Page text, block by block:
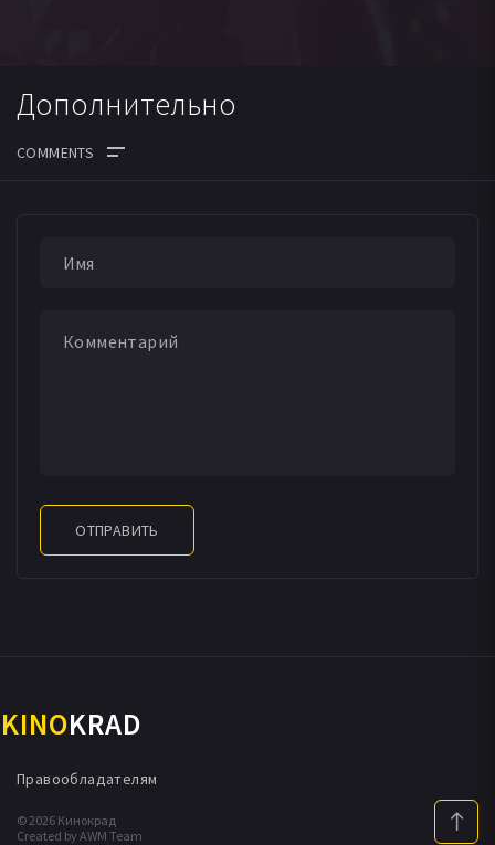
взрослую жизнь впоследствии известного разбойника
Дополнительно
ОТПРАВИТЬ
KINOKRAD
© 2026 Кинокрад
Created by AWM Team
Правообладателям